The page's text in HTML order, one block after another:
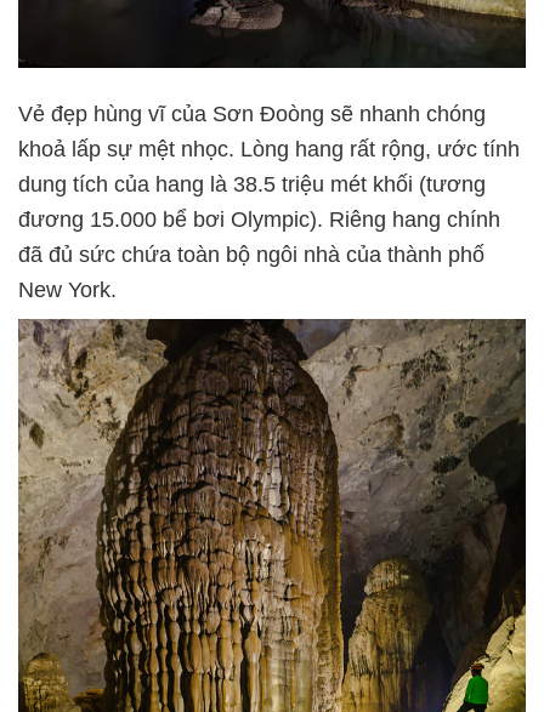
Vẻ đẹp hùng vĩ của Sơn Đoòng sẽ nhanh chóng
khoả lấp sự mệt nhọc. Lòng hang rất rộng, ước tính
dung tích của hang là 38.5 triệu mét khối (tương
đương 15.000 bể bơi Olympic). Riêng hang chính
đã đủ sức chứa toàn bộ ngôi nhà của thành phố
New York.